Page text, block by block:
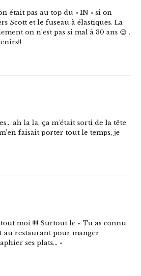
était pas au top du « IN » si on
Scott et le fuseau à élastiques. La
on n’est pas si mal à 30 ans 😉 .
ah la la, ça m’était sorti de la tête
faisait porter tout le temps, je
moi !!!! Surtout le « Tu as connu
au restaurant pour manger
ses plats… »